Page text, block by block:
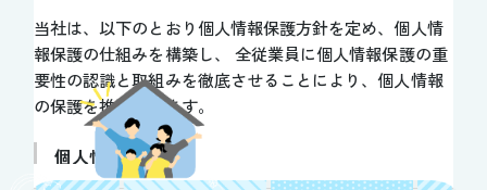
当社は、以下のとおり個人情報保護方針を定め、個人情
報保護の仕組みを構築し、 全従業員に個人情報保護の重
要性の認識と取組みを徹底させることにより、個人情報
の保護を推進致します。
個人情報の管理